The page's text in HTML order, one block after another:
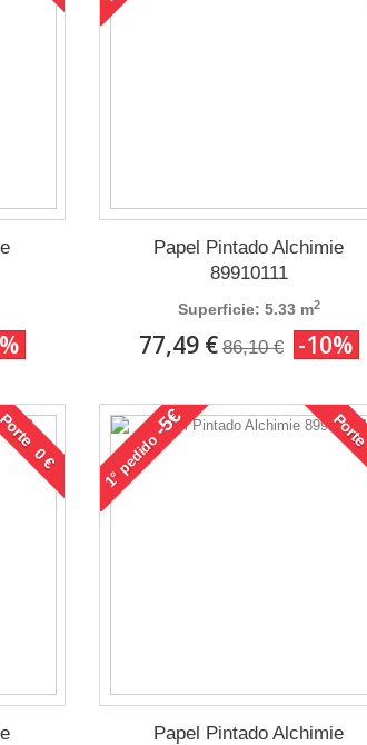
Papel Pintado Alchimie
89910111
Superficie: 5.33 m2
77,49 € 86,10 € -10%
0 €
1°
pedido
-5€
Papel Pintado Alchimie